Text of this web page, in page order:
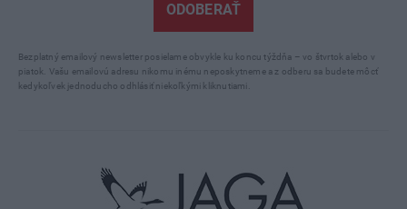
ODOBERAŤ
Bezplatný emailový newsletter posielame obvykle ku koncu týždňa – vo štvrtok alebo v
piatok. Vašu emailovú adresu nikomu inému neposkytneme a z odberu sa budete môcť
kedykoľvek jednoducho odhlásiť niekoľkými kliknutiami.